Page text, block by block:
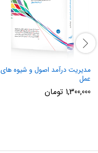
مدیریت درآمد اصول و شیوه های
عمل
1,300,000 تومان